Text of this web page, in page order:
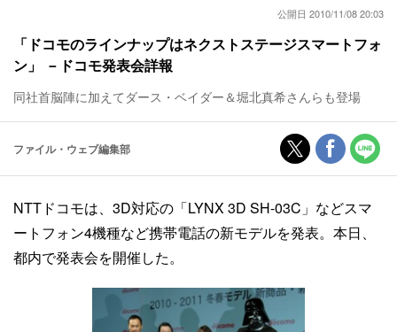
公開日 2010/11/08 20:03
「ドコモのラインナップはネクストステージスマートフォ
ン」 －ドコモ発表会詳報
同社首脳陣に加えてダース・ベイダー＆堀北真希さんらも登場
ファイル・ウェブ編集部
NTTドコモは、3D対応の「LYNX 3D SH-03C」などスマ
ートフォン4機種など携帯電話の新モデルを発表。本日、
都内で発表会を開催した。